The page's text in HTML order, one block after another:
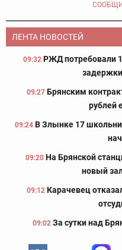
ЛЕНТА НОВОСТЕЙ
09:32 РЖД потребовали
09:27 Брянским
рублей
09:24 В Злынке 17
09:20 На Брянской
новый
09:12 Карачевец
09:02 За сутки над